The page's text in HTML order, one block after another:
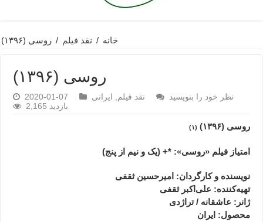
خانه / نقد فیلم / روسی (۱۳۹۶)
روسی (۱۳۹۶)
2020-01-07 نقد فیلم ایرانی
نظر خود را بنویسید
2,165 بازدید
روسی (۱۳۹۶) (۱)
امتیاز فیلم «روسی»: *+ (یک و نیم از پنج)
نویسنده و کارگردان: امیرحسین ثقفی
تهیه‌کننده: علی‌اکبر ثقفی
ژانر : عاشقانه / تراژدی
محصول: ایران